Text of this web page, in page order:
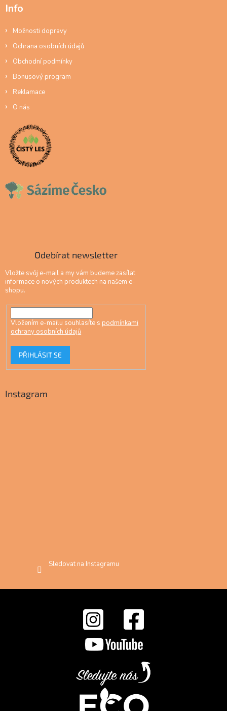
Info
Možnosti dopravy
Ochrana osobních údajů
Obchodní podmínky
Bonusový program
Reklamace
O nás
Odebírat newsletter
Vložte svůj e-mail a my vám budeme zasílat
informace o nových produktech na našem e-
shopu.
Vložením e-mailu souhlasíte s podmínkami
ochrany osobních údajů
PŘIHLÁSIT SE
Instagram
Sledovat na Instagramu